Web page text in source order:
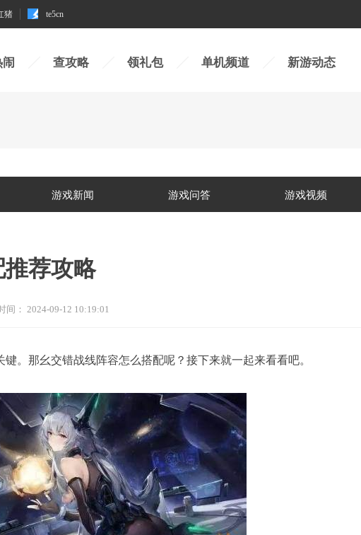
猪 te5cn
查攻略 领礼包 单机频道 新游动态
游戏新闻 游戏问答 游戏视频
荐攻略
间： 2024-09-12 10:19:01
。那幺交错战线阵容怎么搭配呢？接下来就一起来看看吧。